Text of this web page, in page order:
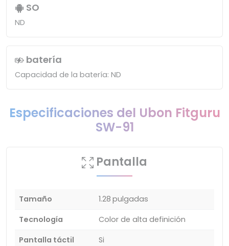
SO
ND
batería
Capacidad de la batería: ND
Especificaciones del Ubon Fitguru
SW-91
Pantalla
Tamaño
1.28 pulgadas
Tecnología
Color de alta definición
Pantalla táctil
Si